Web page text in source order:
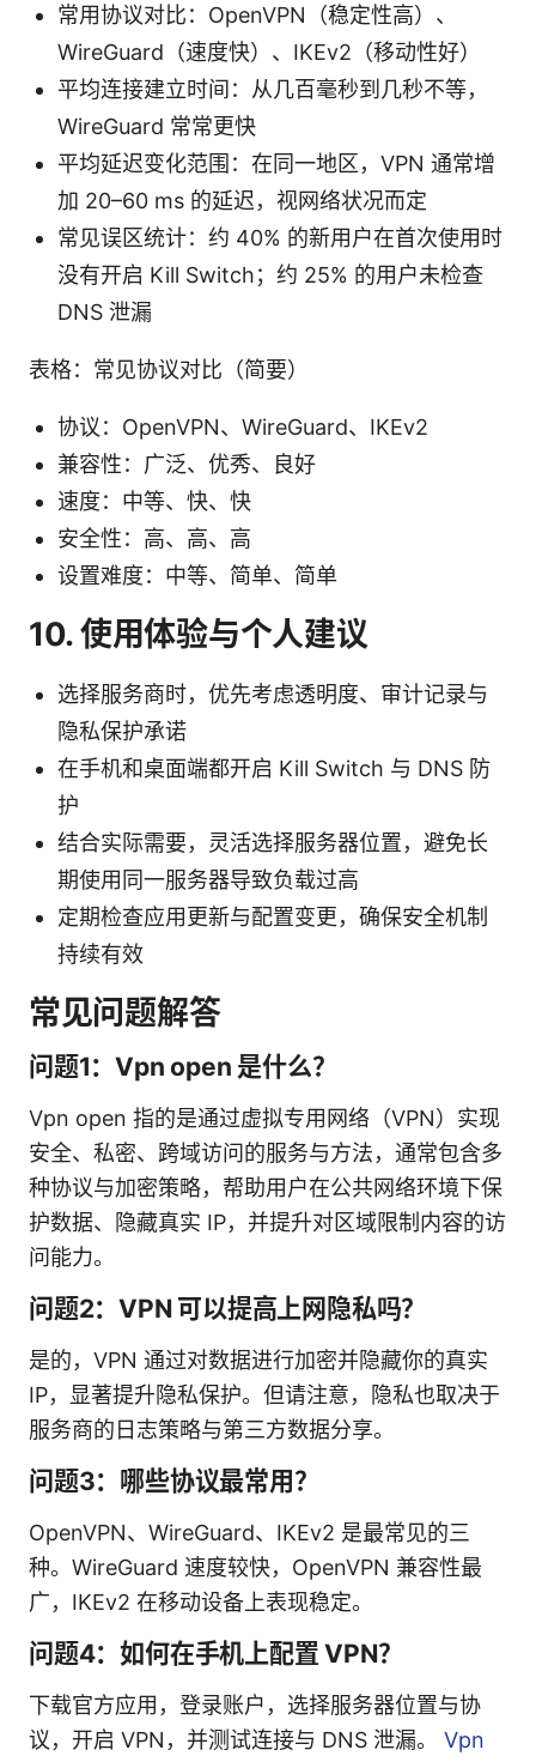
常用协议对比：OpenVPN（稳定性高）、
WireGuard（速度快）、IKEv2（移动性好）
平均连接建立时间：从几百毫秒到几秒不等，
WireGuard 常常更快
平均延迟变化范围：在同一地区，VPN 通常增
加 20–60 ms 的延迟，视网络状况而定
常见误区统计：约 40% 的新用户在首次使用时
没有开启 Kill Switch；约 25% 的用户未检查
DNS 泄漏
表格：常见协议对比（简要）
协议：OpenVPN、WireGuard、IKEv2
兼容性：广泛、优秀、良好
速度：中等、快、快
安全性：高、高、高
设置难度：中等、简单、简单
10. 使用体验与个人建议
选择服务商时，优先考虑透明度、审计记录与
隐私保护承诺
在手机和桌面端都开启 Kill Switch 与 DNS 防
护
结合实际需要，灵活选择服务器位置，避免长
期使用同一服务器导致负载过高
定期检查应用更新与配置变更，确保安全机制
持续有效
常见问题解答
问题1：Vpn open 是什么？
Vpn open 指的是通过虚拟专用网络（VPN）实现
安全、私密、跨域访问的服务与方法，通常包含多
种协议与加密策略，帮助用户在公共网络环境下保
护数据、隐藏真实 IP，并提升对区域限制内容的访
问能力。
问题2：VPN 可以提高上网隐私吗？
是的，VPN 通过对数据进行加密并隐藏你的真实
IP，显著提升隐私保护。但请注意，隐私也取决于
服务商的日志策略与第三方数据分享。
问题3：哪些协议最常用？
OpenVPN、WireGuard、IKEv2 是最常见的三
种。WireGuard 速度较快，OpenVPN 兼容性最
广，IKEv2 在移动设备上表现稳定。
问题4：如何在手机上配置 VPN？
下载官方应用，登录账户，选择服务器位置与协
议，开启 VPN，并测试连接与 DNS 泄漏。 Vpn